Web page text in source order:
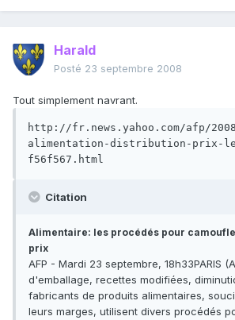
Harald
Posté 23 septembre 2008
Tout simplement navrant.
http://fr.news.yahoo.com/afp/
alimentation-distribution-prix-
f56f567.html
Citation
Alimentaire: les procédés pour
prix
AFP - Mardi 23 septembre, 18h33PARIS
d'emballage, recettes modifiées,
fabricants de produits alimentaires,
leurs marges, utilisent divers procédés